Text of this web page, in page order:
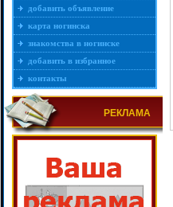
добавить объявление
карта ногинска
знакомства в ногинске
добавить в избранное
контакты
РЕКЛАМА